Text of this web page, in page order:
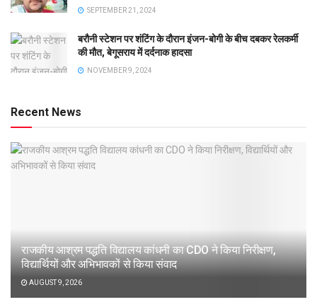
SEPTEMBER 21, 2024
बरौनी स्टेशन पर शंटिंग के दौरान इंजन-बोगी के बीच दबकर रेलकर्मी
की मौत, बेगूसराय में दर्दनाक हादसा
NOVEMBER 9, 2024
Recent News
राजकीय आश्रम पद्धति विद्यालय कांधनी का CDO ने किया निरीक्षण,
विद्यार्थियों और अभिभावकों से किया संवाद
AUGUST 9, 2026